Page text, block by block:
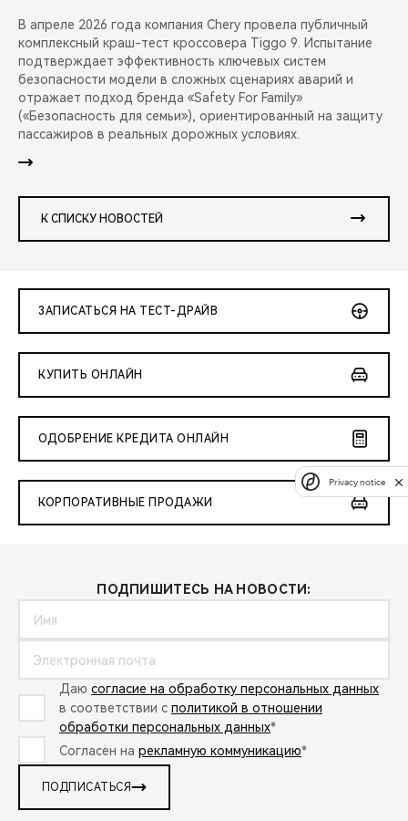
В апреле 2026 года компания Chery провела публичный
комплексный краш-тест кроссовера Tiggo 9. Испытание
подтверждает эффективность ключевых систем
безопасности модели в сложных сценариях аварий и
отражает подход бренда «Safety For Family»
(«Безопасность для семьи»), ориентированный на защиту
пассажиров в реальных дорожных условиях.
К СПИСКУ НОВОСТЕЙ
ЗАПИСАТЬСЯ НА ТЕСТ-ДРАЙВ
КУПИТЬ ОНЛАЙН
ОДОБРЕНИЕ КРЕДИТА ОНЛАЙН
КОРПОРАТИВНЫЕ ПРОДАЖИ
ПОДПИШИТЕСЬ НА НОВОСТИ:
Даю согласие на обработку персональных данных
в соответствии с политикой в отношении
обработки персональных данных*
Согласен на рекламную коммуникацию*
ПОДПИСАТЬСЯ
Privacy notice